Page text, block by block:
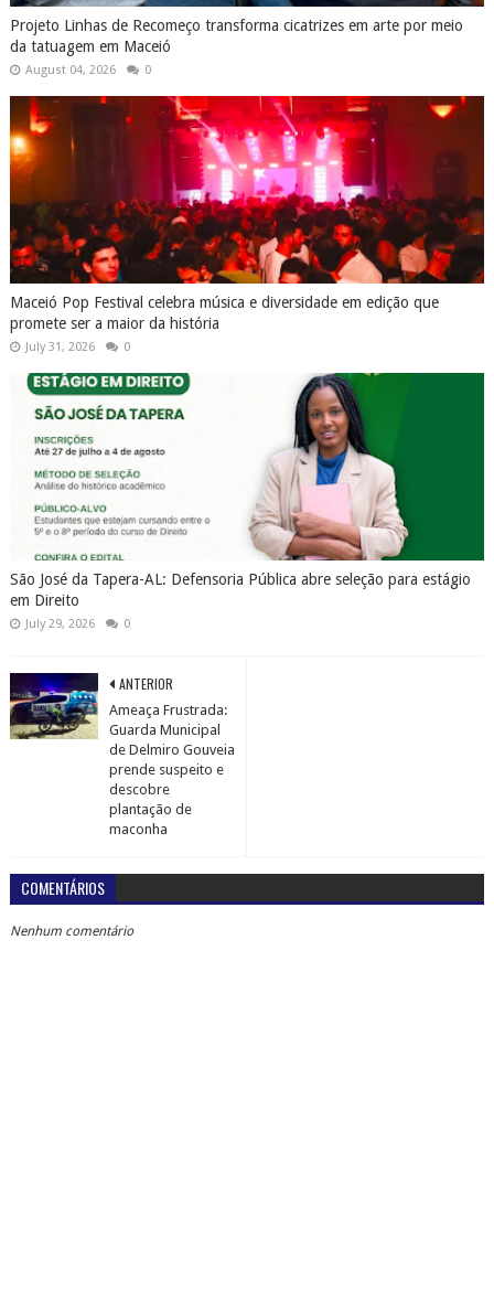
Projeto Linhas de Recomeço transforma cicatrizes em arte por meio
da tatuagem em Maceió
August 04, 2026 0
Maceió Pop Festival celebra música e diversidade em edição que
promete ser a maior da história
July 31, 2026 0
São José da Tapera-AL: Defensoria Pública abre seleção para estágio
em Direito
July 29, 2026 0
ANTERIOR
Ameaça Frustrada:
Guarda Municipal
de Delmiro Gouveia
prende suspeito e
descobre
plantação de
maconha
COMENTÁRIOS
Nenhum comentário